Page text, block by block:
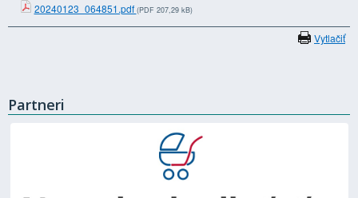
20240123_064851.pdf (PDF 207,29 kB)
Vytlačiť
Partneri